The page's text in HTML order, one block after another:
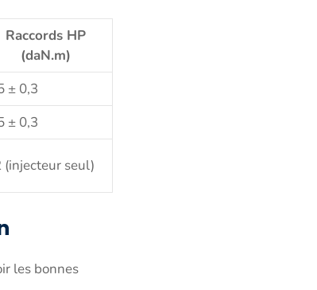
Raccords HP
(daN.m)
± 0,3
± 0,3
(injecteur seul)
les bonnes